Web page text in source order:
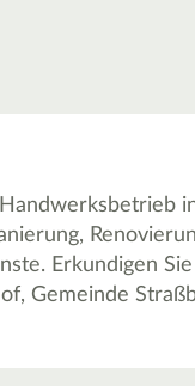
Erkundigen
Gemeinde